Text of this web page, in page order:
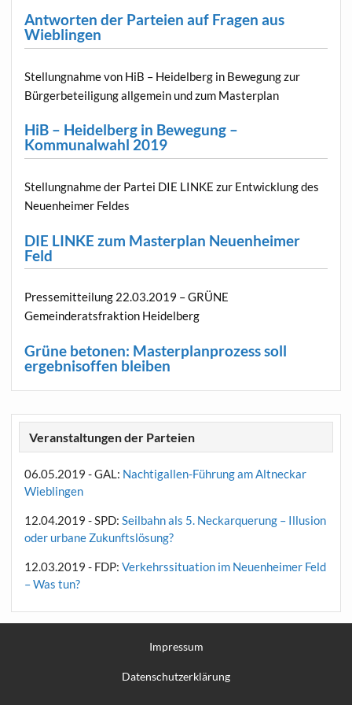
Antworten der Parteien auf Fragen aus
Wieblingen
Stellungnahme von HiB – Heidelberg in Bewegung zur
Bürgerbeteiligung allgemein und zum Masterplan
HiB – Heidelberg in Bewegung –
Kommunalwahl 2019
Stellungnahme der Partei DIE LINKE zur Entwicklung des
Neuenheimer Feldes
DIE LINKE zum Masterplan Neuenheimer
Feld
Pressemitteilung 22.03.2019 – GRÜNE
Gemeinderatsfraktion Heidelberg
Grüne betonen: Masterplanprozess soll
ergebnisoffen bleiben
Veranstaltungen der Parteien
06.05.2019 - GAL: Nachtigallen-Führung am Altneckar
Wieblingen
12.04.2019 - SPD:Seilbahn als 5. Neckarquerung – Illusion
oder urbane Zukunftslösung?
12.03.2019 - FDP:Verkehrssituation im Neuenheimer Feld
– Was tun?
Impressum
Datenschutzerklärung